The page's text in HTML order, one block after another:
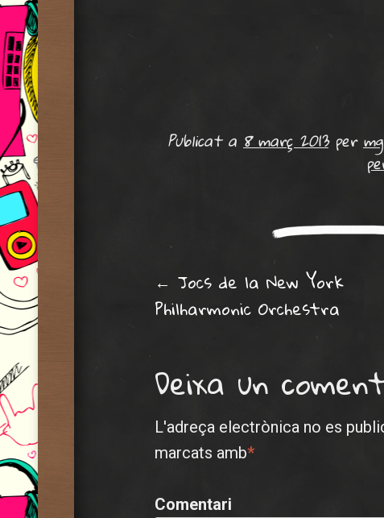
Publicat a 8 març 2013per
Post
← Jocs de la New York
Philharmonic Orchestra
Deixa un
L'adreça electrònica no es
marcats amb*
Comentari